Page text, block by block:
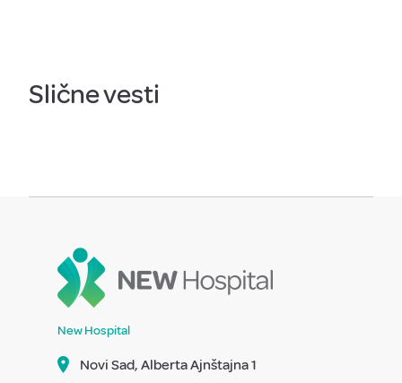
Slične vesti
New Hospital
Novi Sad, Alberta Ajnštajna 1